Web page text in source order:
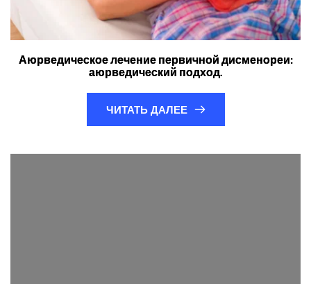
Аюрведическое лечение первичной дисменореи:
аюрведический подход.
ЧИТАТЬ ДАЛЕЕ